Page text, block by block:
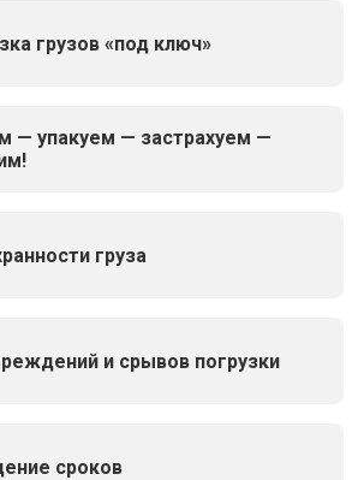
грузов «под ключ»
— упакуем — застрахуем —
груза
и срывов погрузки
сроков